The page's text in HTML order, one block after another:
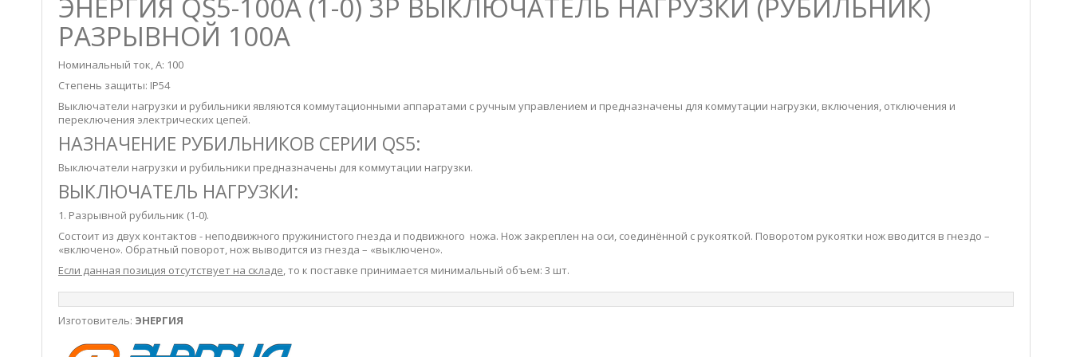
ЭНЕРГИЯ QS5-100А (1-0) 3P ВЫКЛЮЧАТЕЛЬ НАГРУЗКИ (РУБИЛЬНИК)
РАЗРЫВНОЙ 100А
Номинальный ток, А: 100
Степень защиты: IP54
Выключатели нагрузки и рубильники являются коммутационными аппаратами с ручным управлением и предназначены для коммутации нагрузки, включения, отключения и
переключения электрических цепей.
НАЗНАЧЕНИЕ РУБИЛЬНИКОВ СЕРИИ QS5:
Выключатели нагрузки и рубильники предназначены для коммутации нагрузки.
ВЫКЛЮЧАТЕЛЬ НАГРУЗКИ:
1. Разрывной рубильник (1-0).
Состоит из двух контактов - неподвижного пружинистого гнезда и подвижного ножа. Нож закреплен на оси, соединённой с рукояткой. Поворотом рукоятки нож вводится в гнездо –
«включено». Обратный поворот, нож выводится из гнезда – «выключено».
Если данная позиция отсутствует на складе, то к поставке принимается минимальный объем: 3 шт.
Изготовитель: ЭНЕРГИЯ